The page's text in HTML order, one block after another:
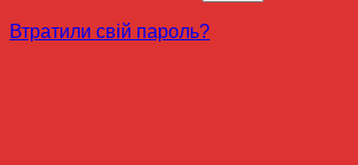
Втратили свій пароль?